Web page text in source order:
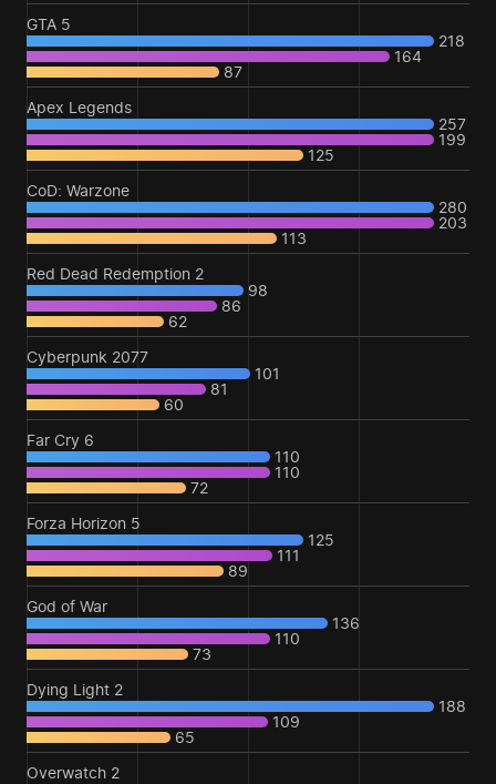
GTA 5
218
164
87
Apex Legends
257
199
125
CoD: Warzone
280
203
113
Red Dead Redemption 2
98
86
62
Cyberpunk 2077
101
81
60
Far Cry 6
110
110
72
Forza Horizon 5
125
111
89
God of War
136
110
73
Dying Light 2
188
109
65
Overwatch 2